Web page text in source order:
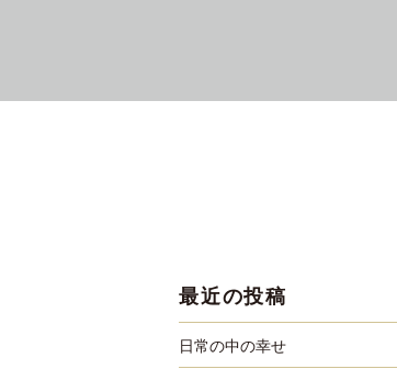
最近の投稿
日常の中の幸せ